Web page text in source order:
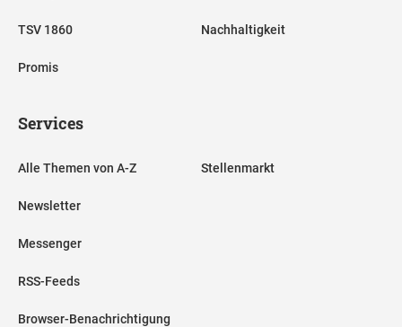
TSV 1860
Promis
Nachhaltigkeit
Services
Alle Themen von A-Z
Newsletter
Messenger
RSS-Feeds
Browser-Benachrichtigung
Stellenmarkt